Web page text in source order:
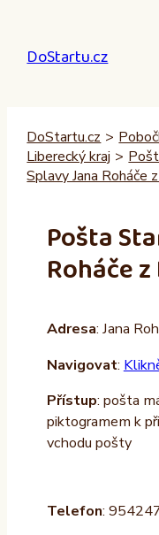
obsah
DoStartu.cz
DoStartu.cz >
Liberecký kraj >
Splavy Jana Roháče
Pošta
Roháče
Adresa: Jana
Navigovat:
Přístup: pošta
piktogramem k
vchodu pošty
Telefon: